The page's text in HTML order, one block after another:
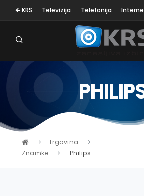
🡸 KRS Televizija Telefonija
KLIMA NAPRAVE
SESALNIKI
Trgovina
Znamke
Philips